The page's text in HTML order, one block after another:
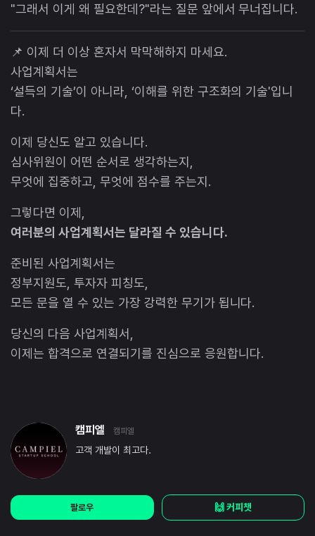
"그래서 이게 왜 필요한데?"라는 질문 앞에서 무너집니다.
📌 이제 더 이상 혼자서 막막해하지 마세요.
사업계획서는
‘설득의 기술’이 아니라, ‘이해를 위한 구조화의 기술'입니
다.
이제 당신도 알고 있습니다.
심사위원이 어떤 순서로 생각하는지,
무엇에 집중하고, 무엇에 점수를 주는지.
그렇다면 이제,
여러분의 사업계획서는 달라질 수 있습니다.
준비된 사업계획서는
정부지원도, 투자자 피칭도,
모든 문을 열 수 있는 가장 강력한 무기가 됩니다.
당신의 다음 사업계획서,
이제는 합격으로 연결되기를 진심으로 응원합니다.
캠피엘 캠피엘
고객 개발이 최고다.
팔로우 🙌 커피챗